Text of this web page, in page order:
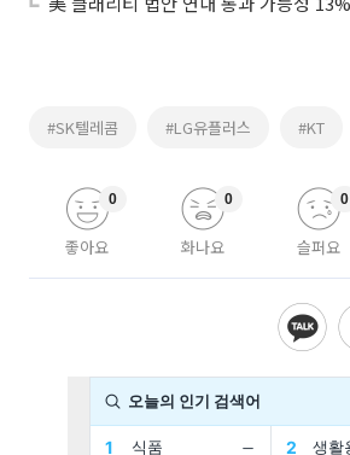
#SK텔레콤 #LG유플러스 #KT
좋아요
0
화나요
0
슬퍼요
0